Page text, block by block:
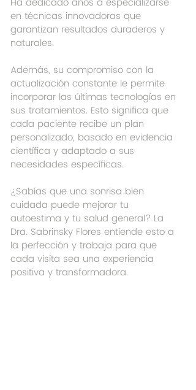
en técnicas innovadoras que
garantizan resultados duraderos y
naturales.
Además, su compromiso con la
actualización constante le permite
incorporar las últimas tecnologías en
sus tratamientos. Esto significa que
cada paciente recibe un plan
personalizado, basado en evidencia
científica y adaptado a sus
necesidades específicas.
¿Sabías que una sonrisa bien
cuidada puede mejorar tu
autoestima y tu salud general? La
Dra. Sabrinsky Flores entiende esto a
la perfección y trabaja para que
cada visita sea una experiencia
positiva y transformadora.